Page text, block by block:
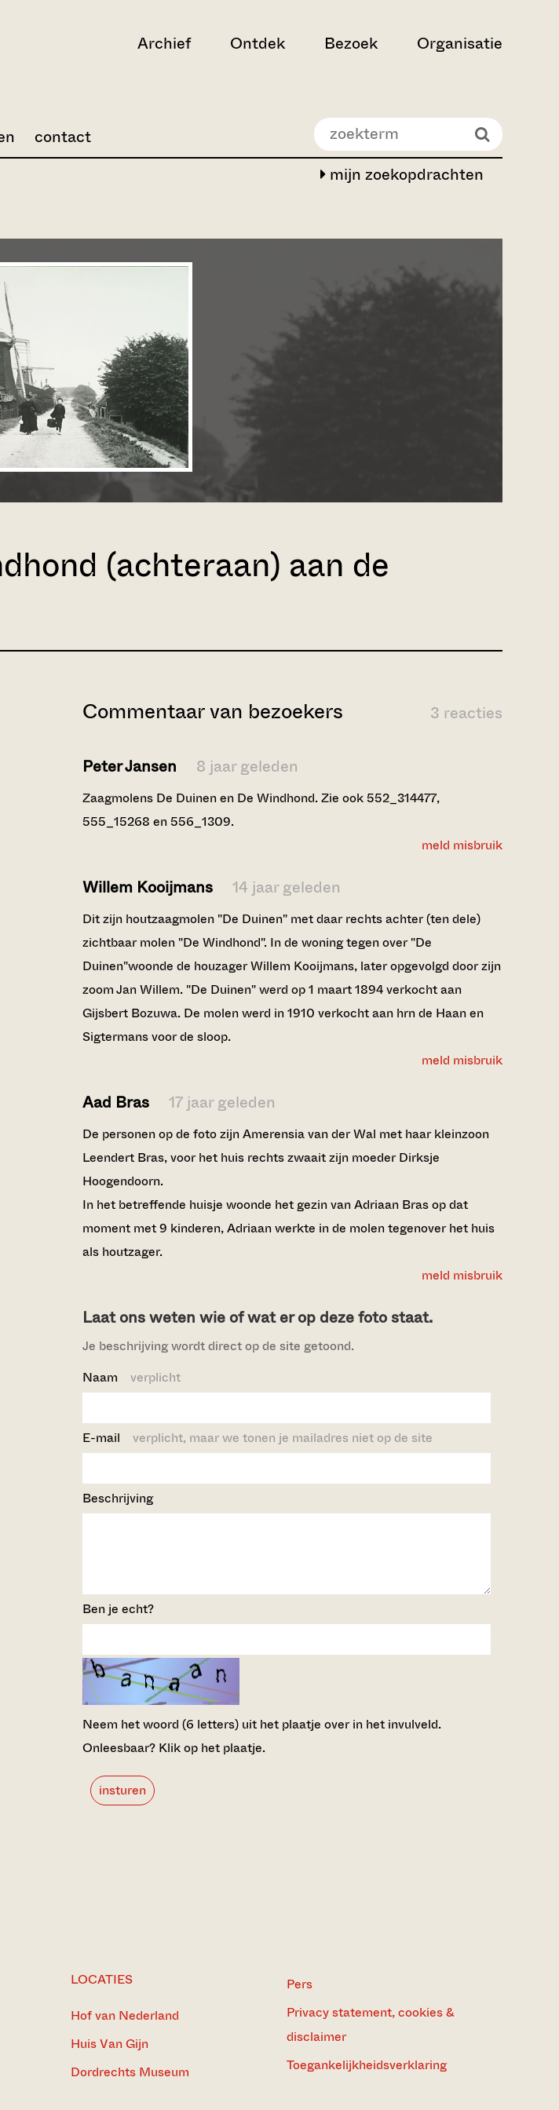
Archief Ontdek Bezoek Organisatie
mijn zoekopdrachten
contact
(achteraan) aan de
3 reacties
Commentaar van bezoekers
Peter Jansen 8 jaar geleden
Zaagmolens De Duinen en De Windhond. Zie ook 552_314477,
555_15268 en 556_1309.
meld misbruik
Willem Kooijmans 14 jaar geleden
Dit zijn houtzaagmolen "De Duinen" met daar rechts achter (ten dele)
zichtbaar molen "De Windhond". In de woning tegen over "De
Duinen"woonde de houzager Willem Kooijmans, later opgevolgd door zijn
zoom Jan Willem. "De Duinen" werd op 1 maart 1894 verkocht aan
Gijsbert Bozuwa. De molen werd in 1910 verkocht aan hrn de Haan en
Sigtermans voor de sloop.
meld misbruik
Aad Bras 17 jaar geleden
De personen op de foto zijn Amerensia van der Wal met haar kleinzoon
Leendert Bras, voor het huis rechts zwaait zijn moeder Dirksje
Hoogendoorn.
In het betreffende huisje woonde het gezin van Adriaan Bras op dat
moment met 9 kinderen, Adriaan werkte in de molen tegenover het huis
als houtzager.
meld misbruik
Laat ons weten wie of wat er op deze foto staat.
Je beschrijving wordt direct op de site getoond.
Naam verplicht
E-mail verplicht, maar we tonen je mailadres niet op de site
Beschrijving
Ben je echt?
Neem het woord (6 letters) uit het plaatje over in het invulveld.
Onleesbaar? Klik op het plaatje.
insturen
LOCATIES
Hof van Nederland
Huis Van Gijn
Dordrechts Museum
Pers
Privacy statement, cookies &
disclaimer
Toegankelijkheidsverklaring